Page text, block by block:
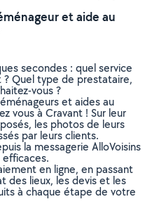
et aide au
secondes : quel service
? Quel type de prestataire,
vous ?
et aides au
vous à Cravant ! Sur leur
les photos de leurs
par leurs clients.
la messagerie AlloVoisins
en ligne, en passant
des lieux, les devis et les
à chaque étape de votre